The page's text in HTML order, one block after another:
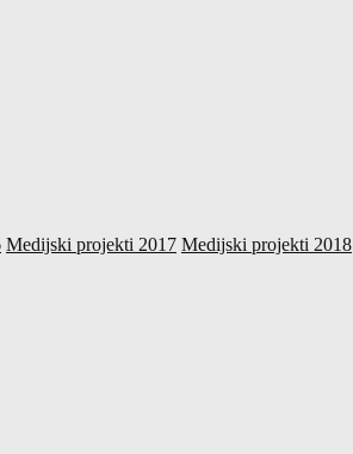
Medijski projekti 2017 Medijski projekti 2018